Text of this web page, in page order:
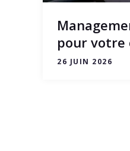
pour
26 JUIN 2026